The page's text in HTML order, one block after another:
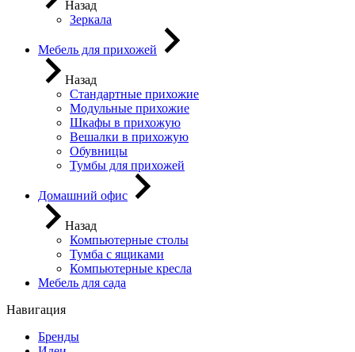
Назад
Зеркала
Мебель для прихожей
Назад
Стандартные прихожие
Модульные прихожие
Шкафы в прихожую
Вешалки в прихожую
Обувницы
Тумбы для прихожей
Домашний офис
Назад
Компьютерные столы
Тумба с ящиками
Компьютерные кресла
Мебель для сада
Навигация
Бренды